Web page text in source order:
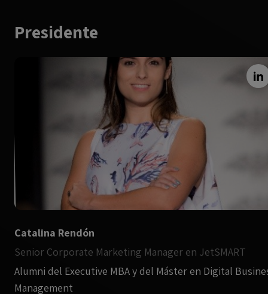
Presidente
Catalina Rendón
Senior Corporate Marketing Manager en JetSMART
Alumni del Executive MBA y del Máster en Digital
Management